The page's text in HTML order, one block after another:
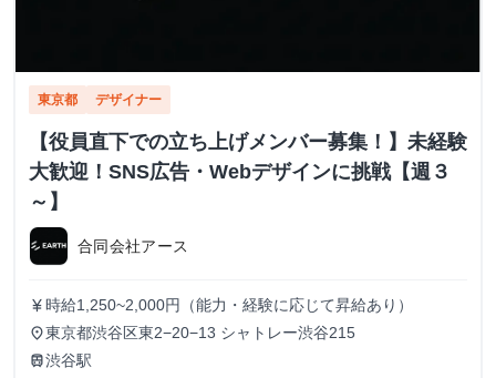
東京都 デザイナー
【役員直下での立ち上げメンバー募集！】未経験
大歓迎！SNS広告・Webデザインに挑戦【週３
～】
合同会社アース
currency_yen 時給1,250~2,000円（能力・経験に応じて昇給あり）
place東京都渋谷区東2−20−13 シャトレー渋谷215
train渋谷駅